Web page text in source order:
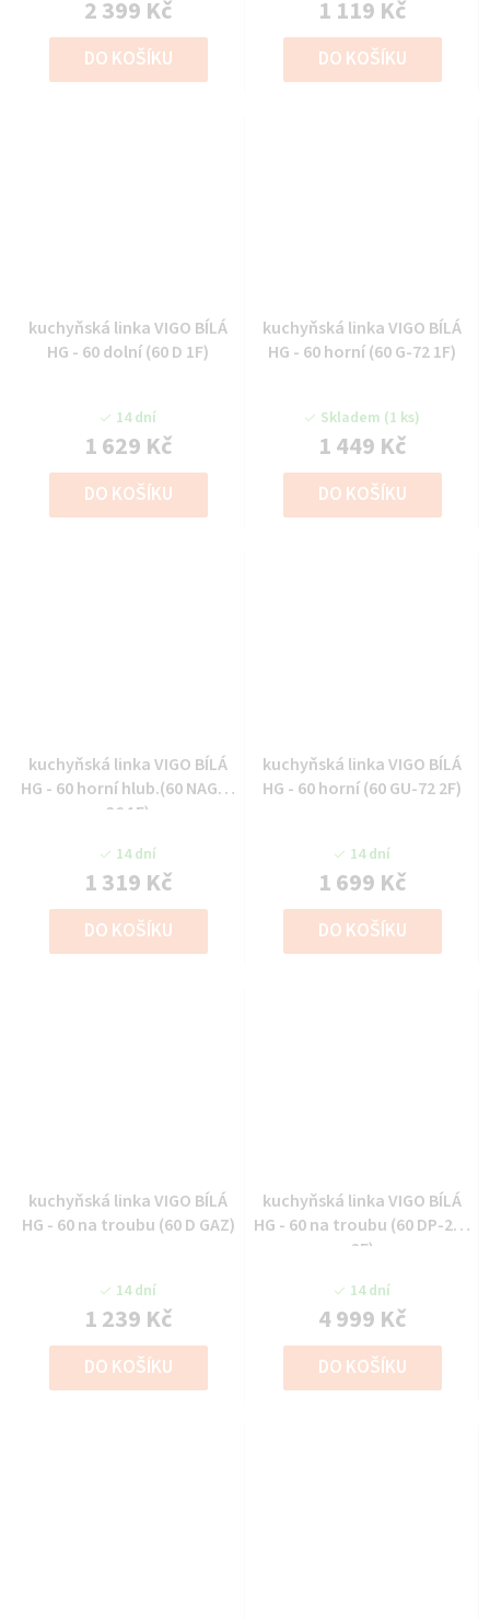
2 399 Kč
DO KOŠÍKU
1 119 Kč
DO KOŠÍKU
kuchyňská linka VIGO BÍLÁ
HG - 60 dolní (60 D 1F)
14 dní
1 629 Kč
DO KOŠÍKU
kuchyňská linka VIGO BÍLÁ
HG - 60 horní (60 G-72 1F)
Skladem (1 ks)
1 449 Kč
DO KOŠÍKU
kuchyňská linka VIGO BÍLÁ
HG - 60 horní hlub.(60 NAGU-
36 1F)
14 dní
1 319 Kč
DO KOŠÍKU
kuchyňská linka VIGO BÍLÁ
HG - 60 horní (60 GU-72 2F)
14 dní
1 699 Kč
DO KOŠÍKU
kuchyňská linka VIGO BÍLÁ
HG - 60 na troubu (60 D GAZ)
14 dní
1 239 Kč
DO KOŠÍKU
kuchyňská linka VIGO BÍLÁ
HG - 60 na troubu (60 DP-210
2F)
14 dní
4 999 Kč
DO KOŠÍKU